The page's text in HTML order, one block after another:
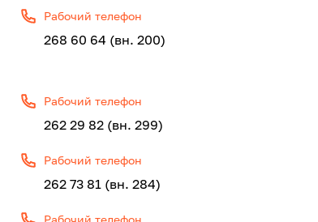
Рабочий телефон
268 60 64 (вн. 200)
Рабочий телефон
262 29 82 (вн. 299)
Рабочий телефон
262 73 81 (вн. 284)